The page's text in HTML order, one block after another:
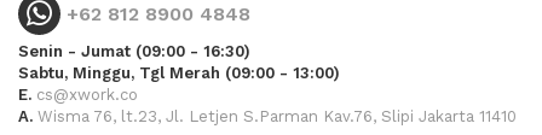
+62 812 8900 4848
Senin - Jumat (09:00 - 16:30)
Sabtu, Minggu, Tgl Merah (09:00 - 13:00)
E. cs@xwork.co
A. Wisma 76, lt.23, Jl. Letjen S.Parman Kav.76, Slipi Jakarta 11410